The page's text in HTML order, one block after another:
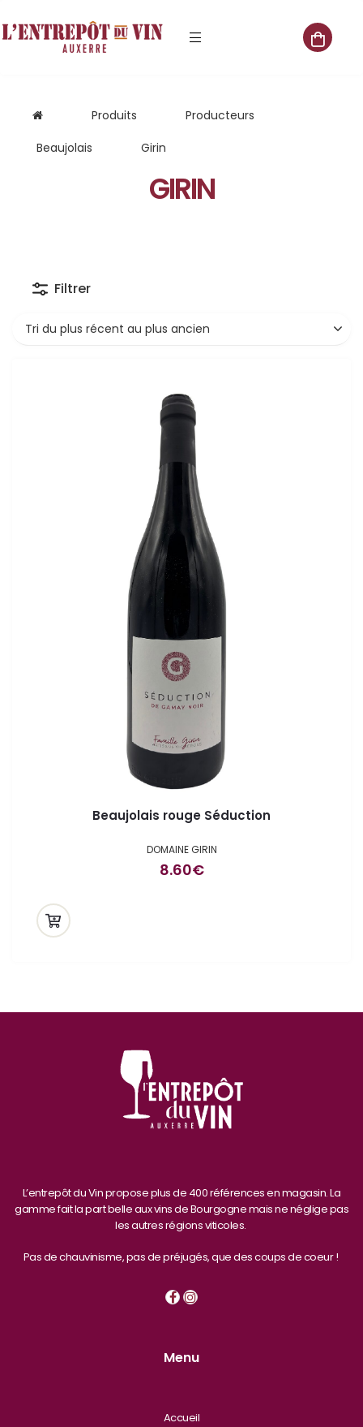
Produits
Producteurs
Beaujolais
Girin
GIRIN
Filtrer
Tri du plus récent au plus ancien
Beaujolais rouge Séduction
DOMAINE GIRIN
8.60€
L’entrepôt du Vin propose plus de 400 références en magasin. La
gamme fait la part belle aux vins de Bourgogne mais ne néglige pas
les autres régions viticoles.
Pas de chauvinisme, pas de préjugés, que des coups de coeur !
Menu
Accueil